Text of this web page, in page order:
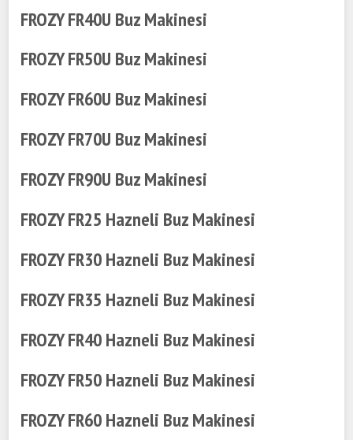
FROZY FR40U Buz Makinesi
FROZY FR50U Buz Makinesi
FROZY FR60U Buz Makinesi
FROZY FR70U Buz Makinesi
FROZY FR90U Buz Makinesi
FROZY FR25 Hazneli Buz Makinesi
FROZY FR30 Hazneli Buz Makinesi
FROZY FR35 Hazneli Buz Makinesi
FROZY FR40 Hazneli Buz Makinesi
FROZY FR50 Hazneli Buz Makinesi
FROZY FR60 Hazneli Buz Makinesi